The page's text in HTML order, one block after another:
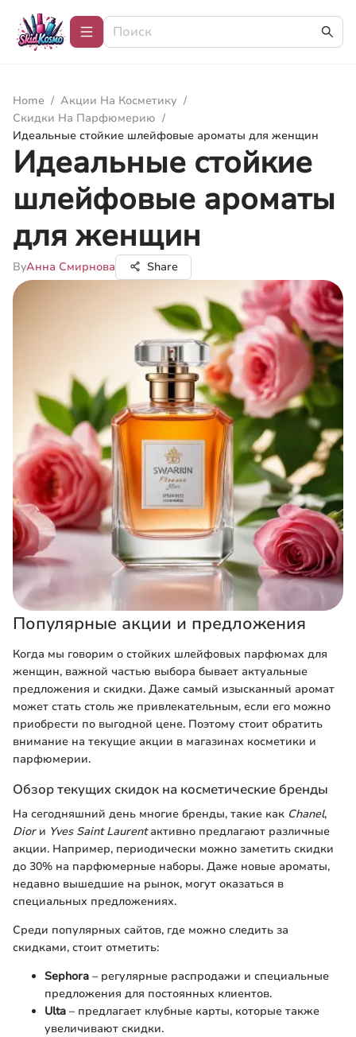
Home / Акции На Косметику /
Скидки На Парфюмерию /
Идеальные стойкие шлейфовые ароматы для женщин
Идеальные стойкие
шлейфовые ароматы
для женщин
ByАнна Смирнова Share
Популярные акции и предложения
Когда мы говорим о стойких шлейфовых парфюмах для
женщин, важной частью выбора бывает актуальные
предложения и скидки. Даже самый изысканный аромат
может стать столь же привлекательным, если его можно
приобрести по выгодной цене. Поэтому стоит обратить
внимание на текущие акции в магазинах косметики и
парфюмерии.
Обзор текущих скидок на косметические бренды
На сегодняшний день многие бренды, такие как Chanel,
Diorи Yves Saint Laurentактивно предлагают различные
акции. Например, периодически можно заметить скидки
до 30% на парфюмерные наборы. Даже новые ароматы,
недавно вышедшие на рынок, могут оказаться в
специальных предложениях.
Среди популярных сайтов, где можно следить за
скидками, стоит отметить:
Sephora – регулярные распродажи и специальные
предложения для постоянных клиентов.
Ulta – предлагает клубные карты, которые также
увеличивают скидки.